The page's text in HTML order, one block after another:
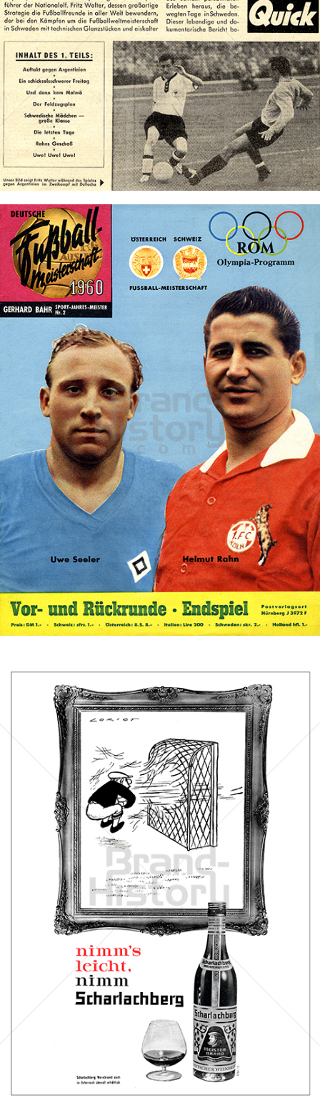
Bild-ID: 71833
DEUTSCHE Fußball-Meisterschaft 1960
DEUTSCHE Fußball-Meisterschaft 1960
1960
Bild-ID: 70147
Scharlachberg
Scharlachberg Weinbrennerei, Wiesbaden
1961